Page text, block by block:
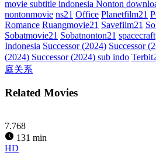
movie subtitle indonesia Nonton
nontonmovie ns21 Office Planetfilm21
Romance Ruangmovie21 Savefilm21
Sobatmovie21 Sobatnonton21 spacecraft
Indonesia Successor (2024) Successor
(2024) Successor (2024) sub indo
庭关系
Related Movies
7.768
131 min
HD